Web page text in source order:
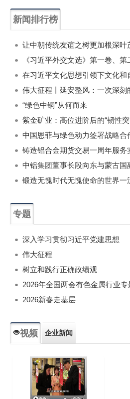
新闻排行榜
《习近平外交文选》第一卷、
“绿色中铜”从何而来
紫金矿业：高位进阶后的“韧性突
中国恩菲与绿色动力签署战略合
铸造铝合金期货交易一周年服务
专题
深入学习贯彻习近平党建思想
伟大征程
树立和践行正确政绩观
2026年全国两会有色金属行业专
2026新春走基层
视频 企业新闻